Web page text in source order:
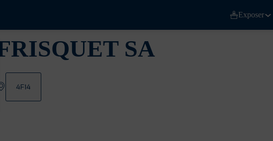
Exposer
SA
4F14